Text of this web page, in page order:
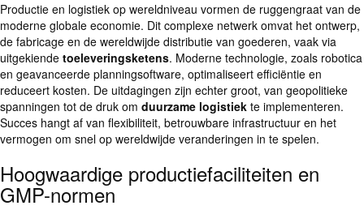
Productie en logistiek op wereldniveau vormen de ruggengraat van de
moderne globale economie. Dit complexe netwerk omvat het ontwerp,
de fabricage en de wereldwijde distributie van goederen, vaak via
uitgekiende toeleveringsketens. Moderne technologie, zoals robotica
en geavanceerde planningsoftware, optimaliseert efficiëntie en
reduceert kosten. De uitdagingen zijn echter groot, van geopolitieke
spanningen tot de druk om duurzame logistiek te implementeren.
Succes hangt af van flexibiliteit, betrouwbare infrastructuur en het
vermogen om snel op wereldwijde veranderingen in te spelen.
Hoogwaardige productiefaciliteiten en
GMP-normen